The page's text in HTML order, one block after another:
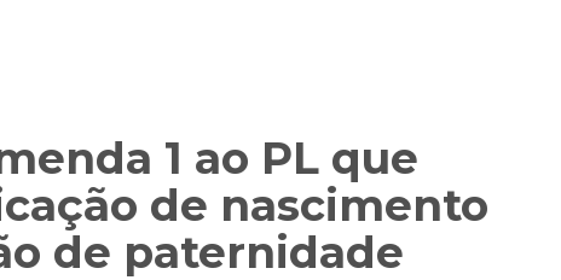
1 ao PL que
de nascimento
de paternidade